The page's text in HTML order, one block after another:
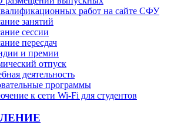
работ на сайте СФУ
занятий
сессии
пересдач
и премии
отпуск
деятельность
программы
к сети Wi-Fi для студентов